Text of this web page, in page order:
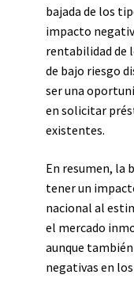
bajada de los
impacto
rentabilidad de
de bajo riesgo
ser una
en solicitar
existentes.
En resumen, la
tener un
nacional al
el mercado
aunque
negativas en